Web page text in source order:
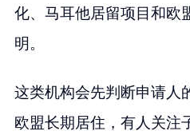
化、马耳他居留项目和欧
明。
这类机构会先判断申请人
欧盟长期居住，有人关注